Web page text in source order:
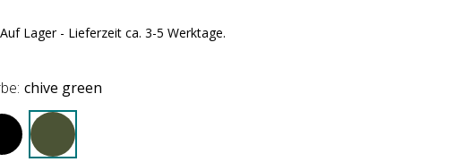
Auf Lager - Lieferzeit ca. 3-5 Werktage.
chive green